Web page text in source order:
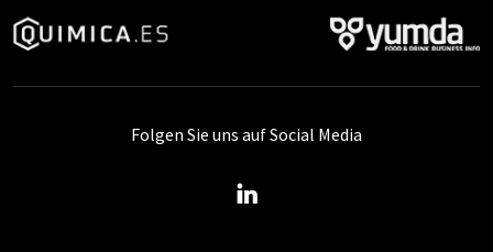
Folgen Sie uns auf Social Media